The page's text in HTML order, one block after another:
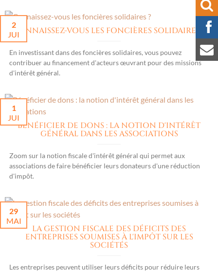
CONNAISSEZ-VOUS LES FONCIÈRES SOLIDAIRES ?
2
JUI
En investissant dans des foncières solidaires, vous pouvez
contribuer au financement d'acteurs œuvrant pour des missions
d'intérêt général.
BÉNÉFICIER DE DONS : LA NOTION D'INTÉRÊT
GÉNÉRAL DANS LES ASSOCIATIONS
1
JUI
Zoom sur la notion fiscale d'intérêt général qui permet aux
associations de faire bénéficier leurs donateurs d'une réduction
d'impôt.
LA GESTION FISCALE DES DÉFICITS DES
ENTREPRISES SOUMISES À L'IMPÔT SUR LES
SOCIÉTÉS
29
MAI
Les entreprises peuvent utiliser leurs déficits pour réduire leurs